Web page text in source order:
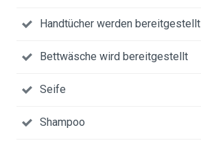
Handtücher werden bereitgestellt
Bettwäsche wird bereitgestellt
Seife
Shampoo